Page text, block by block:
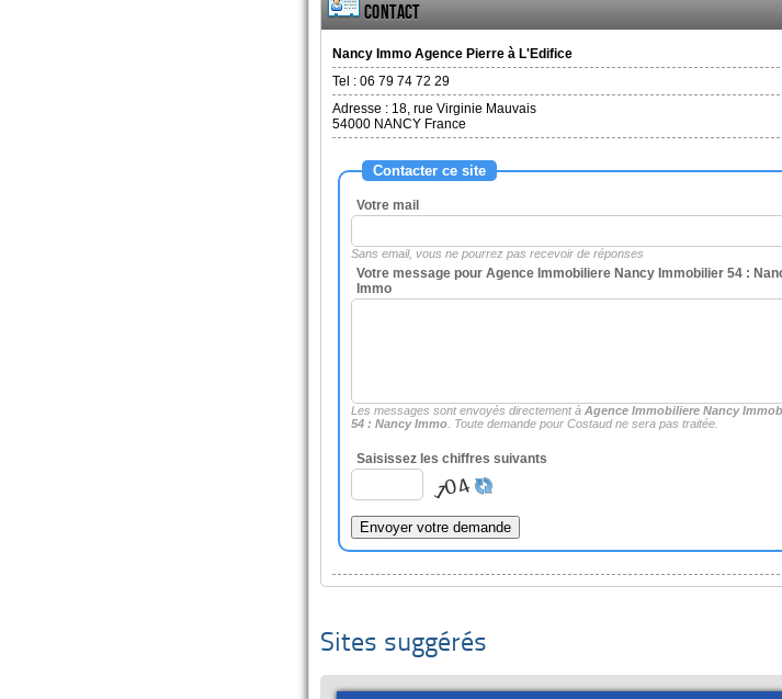
Contact
Nancy Immo Agence Pierre à L'Edifice
Tel : 06 79 74 72 29
Adresse : 18, rue Virginie Mauvais
54000 NANCY France
Contacter ce site
Votre mail
Sans email, vous ne pourrez pas recevoir de réponses
Votre message pour Agence Immobiliere Nancy Immobilier 54 :
Immo
Les messages sont envoyés directement à Agence Immobiliere Nancy
54 : Nancy Immo . Toute demande pour Costaud ne sera pas traitée.
Saisissez les chiffres suivants
Sites suggérés